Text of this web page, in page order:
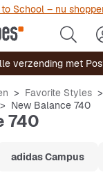
School – nu
verzending met
Favorite Styles
New Balance 740
740
adidas Campus